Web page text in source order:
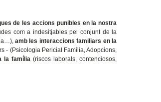
de les accions punibles en la nostra
com a indesitjables pel conjunt de la
amb les interaccions familiars en la
- (Psicologia Pericial Família, Adopcions,
la família (riscos laborals, contenciosos,